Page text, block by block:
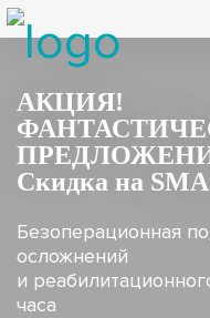
АКЦИЯ!
Скидка на
Безоперационная
осложнений
и
часа